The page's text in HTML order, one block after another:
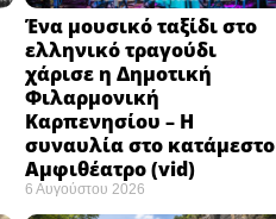
Ένα μουσικό ταξίδι στο
ελληνικό τραγούδι
χάρισε η Δημοτική
Φιλαρμονική
Καρπενησίου – Η
συναυλία στο κατάμεστο
Αμφιθέατρο (vid)
6 Αυγούστου 2026